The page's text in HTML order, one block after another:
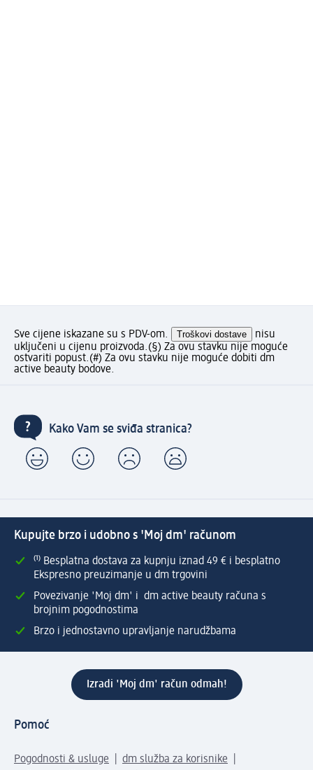
Sve cijene iskazane su s PDV-om. Troškovi dostave
nisu
uključeni u cijenu proizvoda.(§) Za ovu stavku nije moguće
ostvariti popust.(#) Za ovu stavku nije moguće dobiti dm
active beauty bodove.
Kako Vam se sviđa stranica?
Kupujte brzo i udobno s 'Moj dm' računom
⁽¹⁾ Besplatna dostava za kupnju iznad 49 € i besplatno
Ekspresno preuzimanje u dm trgovini
Povezivanje 'Moj dm' i dm active beauty računa s
brojnim pogodnostima
Brzo i jednostavno upravljanje narudžbama
Izradi 'Moj dm' račun odmah!
Pomoć
Pogodnosti & usluge
dm služba za korisnike